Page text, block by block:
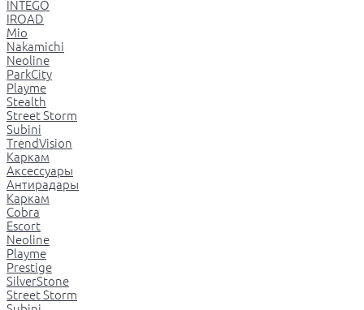
INTEGO
IROAD
Mio
Nakamichi
Neoline
ParkCity
Playme
Stealth
Street Storm
Subini
TrendVision
Каркам
Аксессуары
Антирадары
Каркам
Cobra
Escort
Neoline
Playme
Prestige
SilverStone
Street Storm